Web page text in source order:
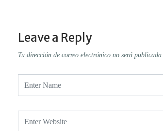
Leave a Reply
Tu dirección de correo electrónico no será publicada.